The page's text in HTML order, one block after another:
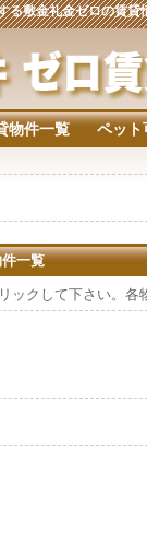
る敷金礼金ゼロの賃貸
物件一覧 ペット
一覧
ックして下さい。各